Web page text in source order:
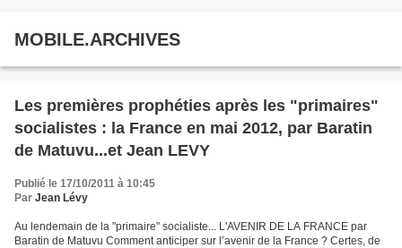
MOBILE.ARCHIVES
Les premières prophéties après les "primaires"
socialistes : la France en mai 2012, par Baratin
de Matuvu...et Jean LEVY
Publié le 17/10/2011 à 10:45
Par Jean Lévy
Au lendemain de la "primaire" socialiste... L'AVENIR DE LA FRANCE par
Baratin de Matuvu Comment anticiper sur l’avenir de la France ? Certes, de